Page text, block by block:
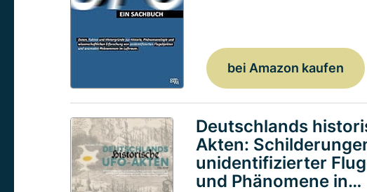
bei Amazon kaufen
Deutschlands
Akten:
unidentifizierter
und Phänomene in…